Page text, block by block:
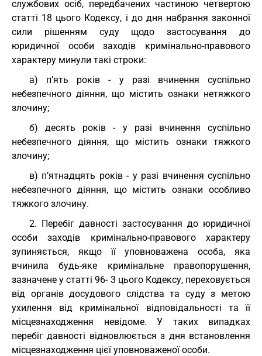
службових осіб, передбачених частиною четвертою
статті 18 цього Кодексу, і до дня набрання законної
сили рішенням суду щодо застосування до
юридичної особи заходів кримінально-правового
характеру минули такі строки:
а) п’ять років - у разі вчинення суспільно
небезпечного діяння, що містить ознаки нетяжкого
злочину;
б) десять років - у разі вчинення суспільно
небезпечного діяння, що містить ознаки тяжкого
злочину;
в) п’ятнадцять років - у разі вчинення суспільно
небезпечного діяння, що містить ознаки особливо
тяжкого злочину.
2. Перебіг давності застосування до юридичної
особи заходів кримінально-правового характеру
зупиняється, якщо її уповноважена особа, яка
вчинила будь-яке кримінальне правопорушення,
зазначене у статті 96- 3 цього Кодексу, переховується
від органів досудового слідства та суду з метою
ухилення від кримінальної відповідальності та її
місцезнаходження невідоме. У таких випадках
перебіг давності відновлюється з дня встановлення
місцезнаходження цієї уповноваженої особи.